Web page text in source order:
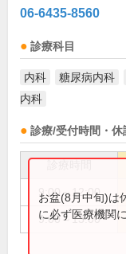
06-6435-8560
診療科目
内科 糖尿病内科
内科
診療/受付時間・休
9:00～12:00
9:00～13:00
お盆(8月中旬)は
に必ず医療機関